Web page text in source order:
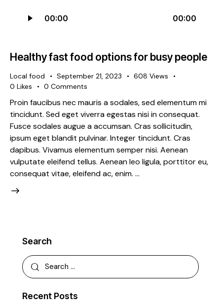
Player
00:00 00:00
Healthy fast food options for busy people
Local food September 21, 2023 608 Views
0 Likes 0 Comments
Proin faucibus nec mauris a sodales, sed elementum mi
tincidunt. Sed eget viverra egestas nisi in consequat.
Fusce sodales augue a accumsan. Cras sollicitudin,
ipsum eget blandit pulvinar. Integer tincidunt. Cras
dapibus. Vivamus elementum semper nisi. Aenean
vulputate eleifend tellus. Aenean leo ligula, porttitor eu,
consequat vitae, eleifend ac, enim. …
Search
Recent Posts